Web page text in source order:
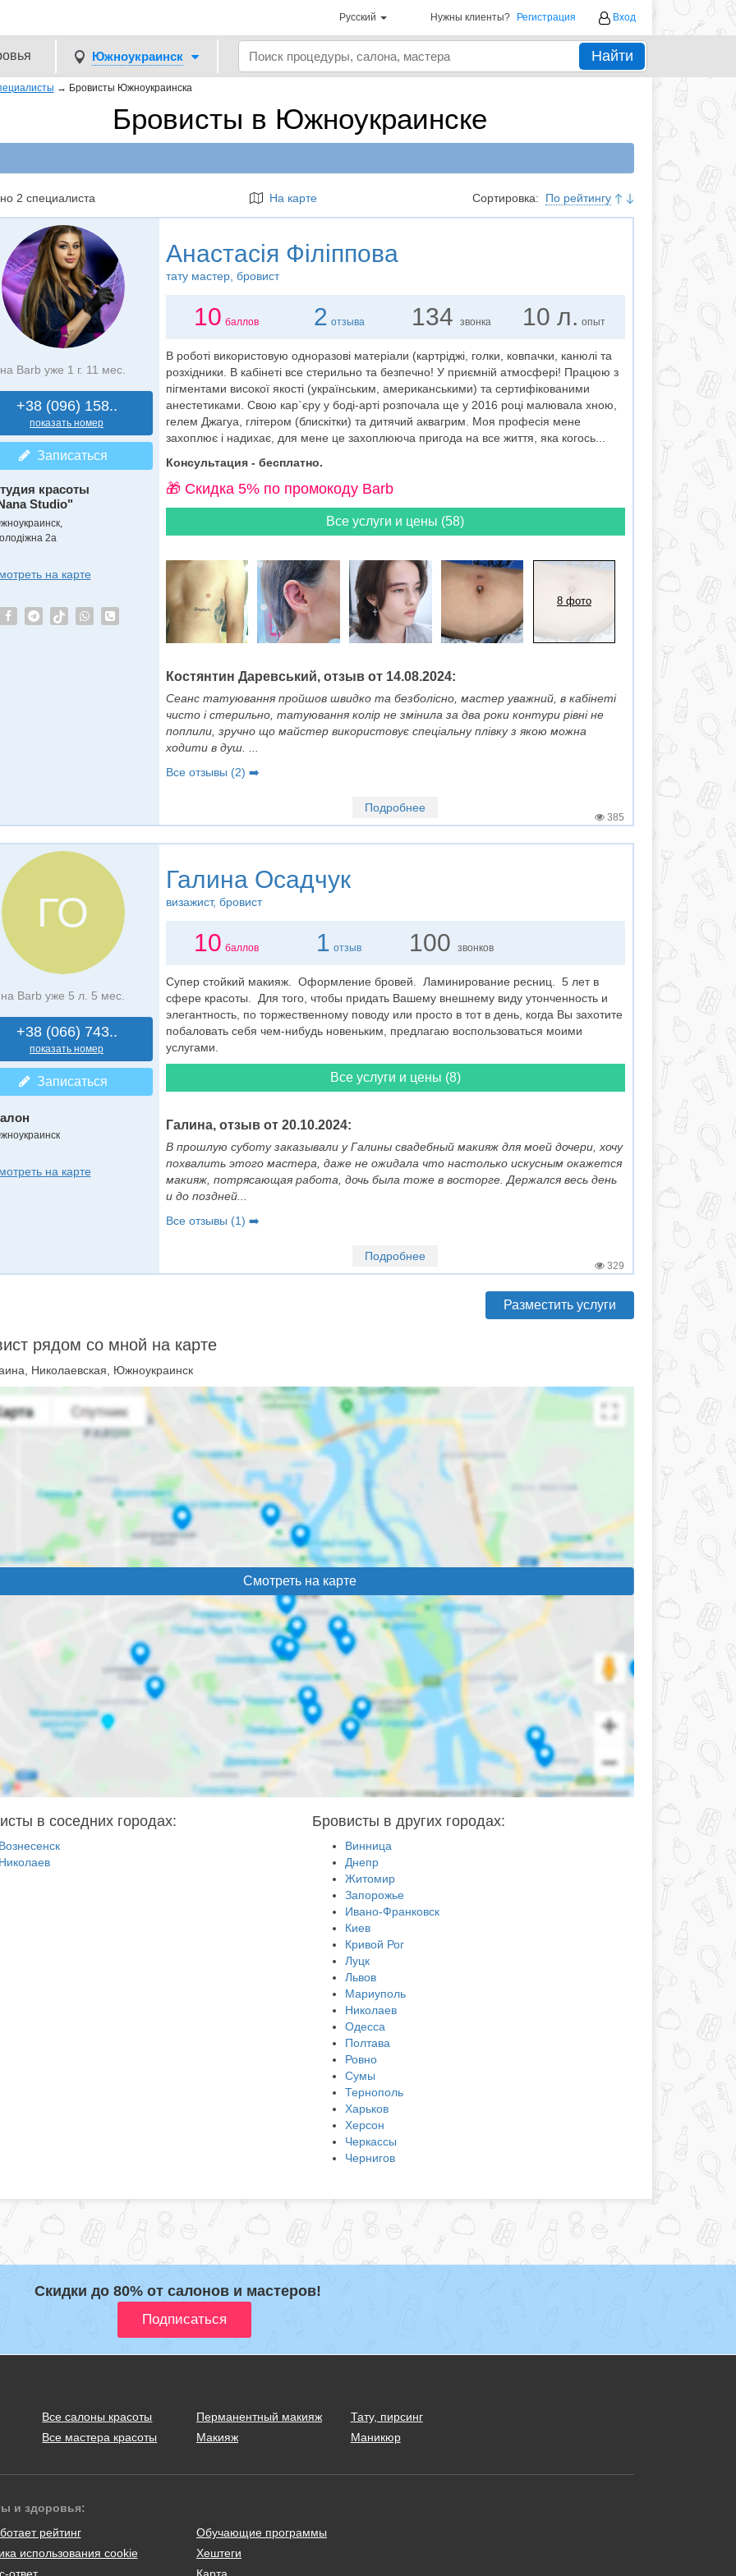
Русский Нужны клиенты? Регистрация Вход
Южноукраинск Найти
→ Бровисты Южноукраинска
Бровисты в Южноукраинске
2 специалиста На карте Сортировка: По рейтингу
на Barb уже 1 г. 11 мес.
+38 (096) 158..
показать номер
Записаться
красоты
Studio"
2а
на карте
Анастасія Філіппова
тату мастер, бровист
10 баллов 2 отзыва 134 звонка 10 л. опыт
В роботі використовую одноразові матеріали (картріджі, голки, ковпачки, канюлі та
розхідники. В кабінеті все стерильно та безпечно! У приємній атмосфері! Працюю з
пігментами високої якості (українським, американськими) та сертифікованими
анестетиками. Свою кар`єру у боді-арті розпочала ще у 2016 році малювала хною,
гелем Джагуа, глітером (блискітки) та дитячий аквагрим. Моя професія мене
захоплює і надихає, для мене це захоплююча пригода на все життя, яка когось...
Консультация - бесплатно.
🎁 Cкидка 5% по промокоду Barb
Все услуги и цены (58)
8 фото
Костянтин Даревський, отзыв от 14.08.2024:
Сеанс татуювання пройшов швидко та безболісно, мастер уважний, в кабінеті
чисто і стерильно, татуювання колір не змінила за два роки контури рівні не
поплили, зручно що майстер використовує спеціальну плівку з якою можна
ходити в душ. ...
Все отзывы (2) ➡️
Подробнее
385
ГО
на Barb уже 5 л. 5 мес.
+38 (066) 743..
показать номер
Записаться
на карте
Галина Осадчук
визажист, бровист
10 баллов 1 отзыв 100 звонков
Супер стойкий макияж. Оформление бровей. Ламинирование ресниц. 5 лет в
сфере красоты. Для того, чтобы придать Вашему внешнему виду утонченность и
элегантность, по торжественному поводу или просто в тот в день, когда Вы захотите
побаловать себя чем-нибудь новеньким, предлагаю воспользоваться моими
услугами.
Все услуги и цены (8)
Галина, отзыв от 20.10.2024:
В прошлую суботу заказывали у Галины свадебный макияж для моей дочери, хочу
похвалить этого мастера, даже не ожидала что настолько искусным окажется
макияж, потрясающая работа, дочь была тоже в восторге. Держался весь день
и до поздней...
Все отзывы (1) ➡️
Подробнее
329
Разместить услуги
рядом со мной на карте
Николаевская, Южноукраинск
Смотреть на карте
в соседних городах: Бровисты в других городах:
Винница
Днепр
Житомир
Запорожье
Ивано-Франковск
Киев
Кривой Рог
Луцк
Львов
Мариуполь
Николаев
Одесса
Полтава
Ровно
Сумы
Тернополь
Харьков
Херсон
Черкассы
Чернигов
Скидки до 80% от салонов и мастеров!
Все салоны красоты
Все мастера красоты
Перманентный макияж
Макияж
Тату, пирсинг
Маникюр
и здоровья:
рейтинг
использования cookie
ответ
Обучающие программы
Хештеги
Карта